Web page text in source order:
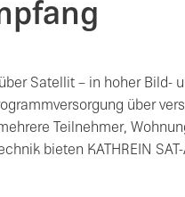
Satellit – in hoher Bild-
über
Teilnehmer,
bieten KATHREIN